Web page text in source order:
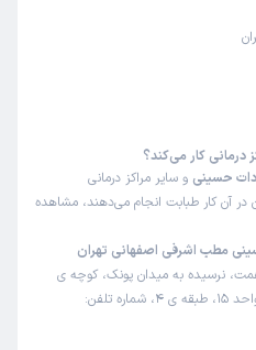
درمانی کار می‌کند؟
حسینی و سایر مراکز درمانی
در آن کار طبابت انجام می‌دهند، مشاهده
مطب اشرفی اصفهانی تهران
نرسیده به میدان پونک، کوچه ی
طباطبایی، پلاک 23، مجتمع قائم، واحد 15، طبقه ی 4، شماره تلفن: